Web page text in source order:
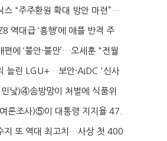
'…대통령 ...
스 “주주환원 확대 방안 마련”…
에 성명...
역대급 ‘흥행’에 애플 반격 주
‘폴...
편에 ‘불안·불만’…오세훈 "전월
기 더 ...
늘린 LGU+…보안·AIDC '신사
이브'...
민낯)④솜방망이 처벌에 식품위
반 반복...
론조사)⑤이 대통령 지지율 47.
주일 만에 ...
지 또 역대 최고치…사상 첫 400